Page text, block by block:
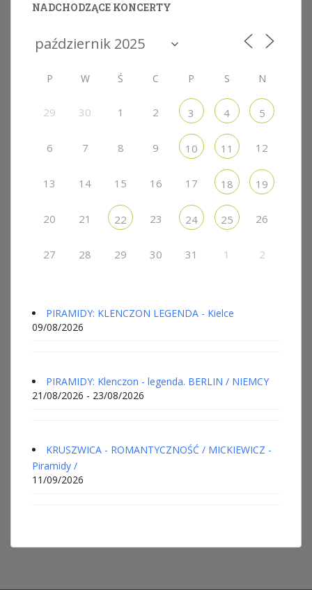
NADCHODZĄCE KONCERTY
P W Ś C P S N
29 30 1 2 3 4 5
6 7 8 9 10 11 12
13 14 15 16 17 18 19
20 21 22 23 24 25 26
27 28 29 30 31 1 2
PIRAMIDY: KLENCZON LEGENDA - Kielce
09/08/2026
PIRAMIDY: Klenczon - legenda. BERLIN / NIEMCY
21/08/2026 - 23/08/2026
KRUSZWICA - ROMANTYCZNOŚĆ / MICKIEWICZ -
Piramidy /
11/09/2026